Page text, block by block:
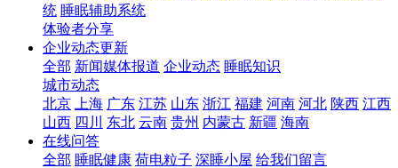
统 睡眠辅助系统
体验者分享
企业动态更新
全部 新闻媒体报道 企业动态 睡眠知识
城市动态
北京
上海 广东 江苏 山东 浙江 福建 河南 河北 陕西 江西
山西 四川 东北 云南 贵州 内蒙古 新疆 海南
在线问答
全部 睡眠健康 荷电粒子 深睡小屋 给我们留言